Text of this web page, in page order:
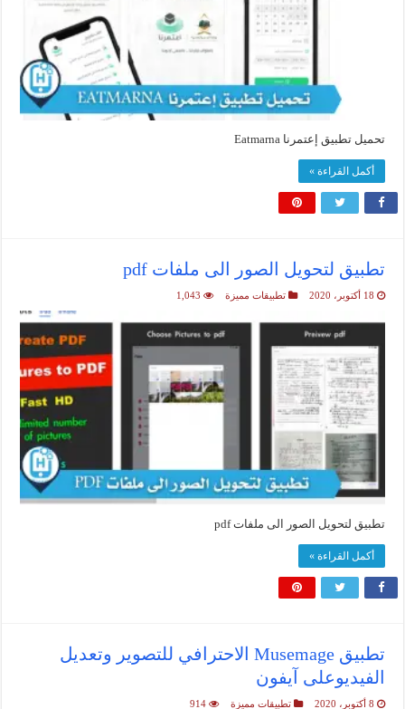
تحميل تطبيق إعتمرنا Eatmarna
أكمل القراءة »
تطبيق لتحويل الصور الى ملفات pdf
18 أكتوبر، 2020 تطبيقات مميزة 1,043
تطبيق لتحويل الصور الى ملفات pdf
أكمل القراءة »
تطبيق Musemage الاحترافي للتصوير وتعديل
الفيديوعلى آيفون
8 أكتوبر، 2020 تطبيقات مميزة 914